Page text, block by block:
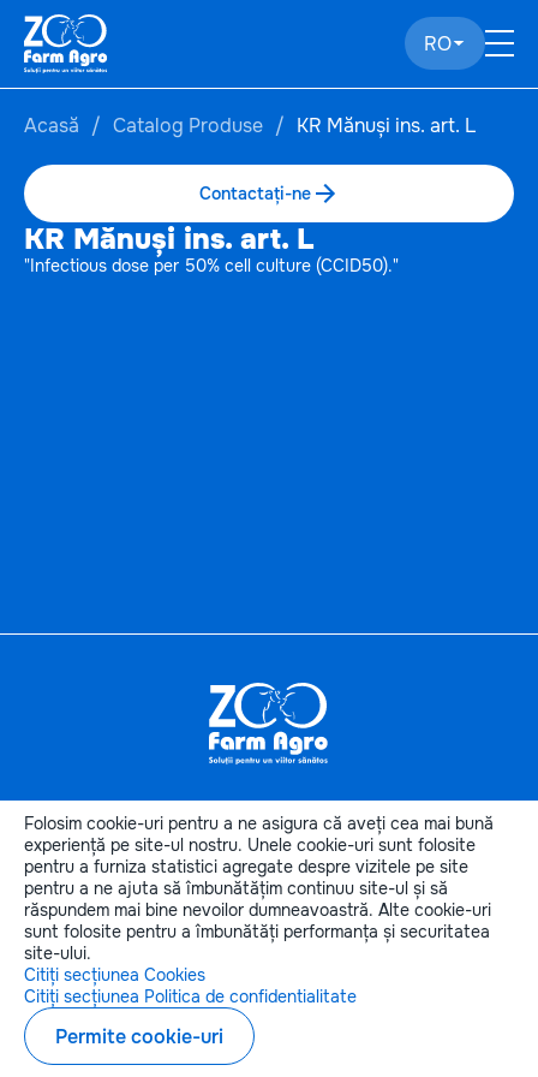
RO
Acasă Catalog Produse KR Mănuși ins. art. L
Contactați-ne
KR Mănuși ins. art. L
"Infectious dose per 50% cell culture (CCID50)."
Copyright © 2026 zoofarmagro.md
Elaborarea siteului - ilab.md
Informaţiiutile
Categoriile produselor
Categorii de animale
Contactele noastre
Folosim cookie-uri pentru a ne asigura că aveți cea mai bună
experiență pe site-ul nostru. Unele cookie-uri sunt folosite
pentru a furniza statistici agregate despre vizitele pe site
pentru a ne ajuta să îmbunătățim continuu site-ul și să
răspundem mai bine nevoilor dumneavoastră. Alte cookie-uri
sunt folosite pentru a îmbunătăți performanța și securitatea
site-ului.
Citiți secțiunea Cookies
Citiți secțiunea Politica de confidentialitate
Permite cookie-uri